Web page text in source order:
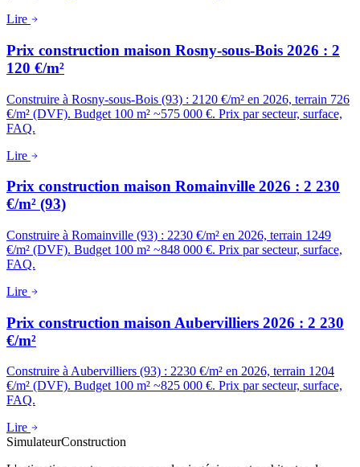
Lire
Prix construction maison Rosny-sous-Bois 2026 : 2
120 €/m²
Construire à Rosny-sous-Bois (93) : 2120 €/m² en 2026, terrain 726
€/m² (DVF). Budget 100 m² ~575 000 €. Prix par secteur, surface,
FAQ.
Lire
Prix construction maison Romainville 2026 : 2 230
€/m² (93)
Construire à Romainville (93) : 2230 €/m² en 2026, terrain 1249
€/m² (DVF). Budget 100 m² ~848 000 €. Prix par secteur, surface,
FAQ.
Lire
Prix construction maison Aubervilliers 2026 : 2 230
€/m²
Construire à Aubervilliers (93) : 2230 €/m² en 2026, terrain 1204
€/m² (DVF). Budget 100 m² ~825 000 €. Prix par secteur, surface,
FAQ.
Lire
SimulateurConstruction